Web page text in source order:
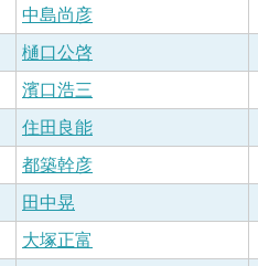
中島尚彦
樋口公啓
濱口浩三
住田良能
都築幹彦
田中晃
大塚正富